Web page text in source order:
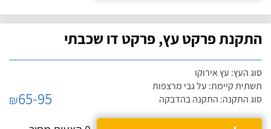
התקנת פרקט עץ, פרקט דו שכבתי
סוג העץ: עץ אירוקו
תשתית קיימת: על גבי מרצפות
סוג התקנה: התקנה בהדבקה
₪65-95